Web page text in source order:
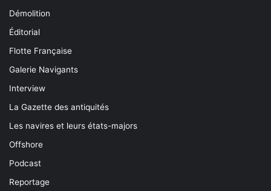
Démolition
Éditorial
Flotte Française
Galerie Navigants
Interview
La Gazette des antiquités
Les navires et leurs états-majors
Offshore
Podcast
Reportage